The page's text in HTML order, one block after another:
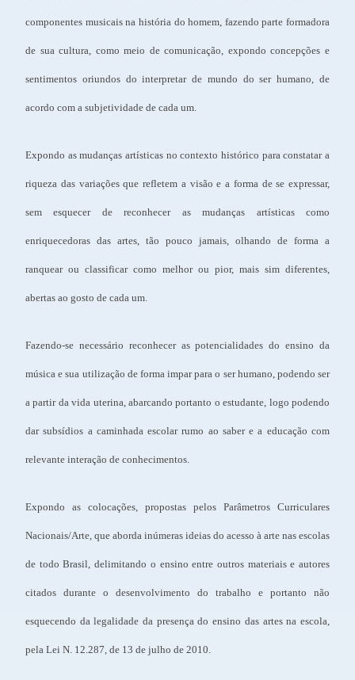
componentes musicais na história do homem, fazendo parte formadora
de sua cultura, como meio de comunicação, expondo concepções e
sentimentos oriundos do interpretar de mundo do ser humano, de
acordo com a subjetividade de cada um.
Expondo as mudanças artísticas no contexto histórico para constatar a
riqueza das variações que refletem a visão e a forma de se expressar,
sem esquecer de reconhecer as mudanças artísticas como
enriquecedoras das artes, tão pouco jamais, olhando de forma a
ranquear ou classificar como melhor ou pior, mais sim diferentes,
abertas ao gosto de cada um.
Fazendo-se necessário reconhecer as potencialidades do ensino da
música e sua utilização de forma impar para o ser humano, podendo ser
a partir da vida uterina, abarcando portanto o estudante, logo podendo
dar subsídios a caminhada escolar rumo ao saber e a educação com
relevante interação de conhecimentos.
Expondo as colocações, propostas pelos Parâmetros Curriculares
Nacionais/Arte, que aborda inúmeras ideias do acesso à arte nas escolas
de todo Brasil, delimitando o ensino entre outros materiais e autores
citados durante o desenvolvimento do trabalho e portanto não
esquecendo da legalidade da presença do ensino das artes na escola,
pela Lei N. 12.287, de 13 de julho de 2010.